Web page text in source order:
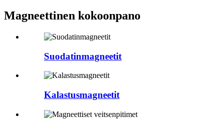
Magneettinen kokoonpano
Suodatinmagneetit
Kalastusmagneetit